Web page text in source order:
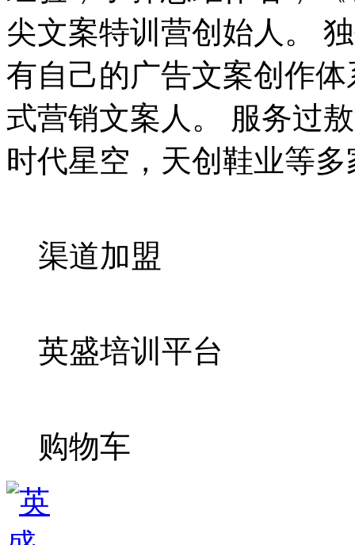
尖文案特训营创始人。
有自己的广告文案创作
式营销文案人。 服务过
时代星空，天创鞋业等
渠道加盟
英盛培训平台
购物车